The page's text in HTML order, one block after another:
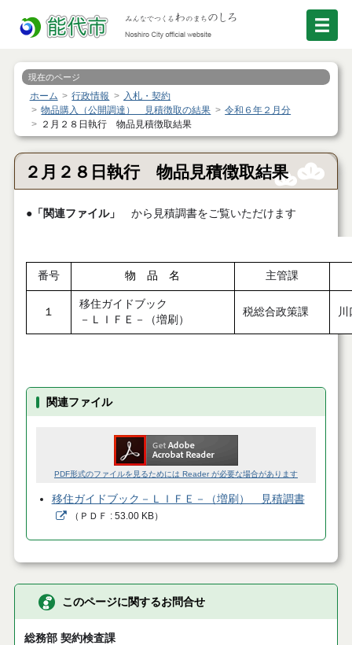
現在のページ
ホーム 行政情報
入札・契約
物品購入（公開調達） 見積徴取の結果
令和６年２月分
２月２８日執行 物品見積徴取結果
２月２８日執行 物品見積徴取結果
●「関連ファイル」 から見積調書をご覧いただけます
番号 物 品 名 主管課
１
移住ガイドブック
－ＬＩＦＥ－（増刷）
税総合政策課
関連ファイル
PDF形式のファイルを見るためには Reader が必要な場合があります
移住ガイドブック－ＬＩＦＥ－（増刷） 見積調書
（ ＰＤＦ 53.00 KB）
このページに関するお問合せ
総務部 契約検査課